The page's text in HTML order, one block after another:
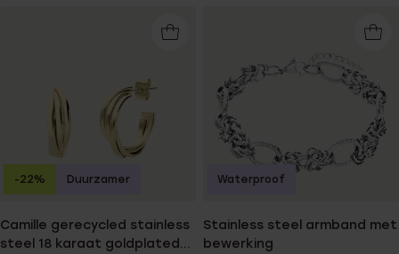
Camille gerecycled stainless
steel 18 karaat goldplated
-22% Duurzamer
Stainless steel armband met
bewerking
Waterproof